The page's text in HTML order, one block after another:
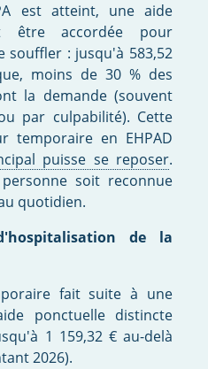
est atteint, une aide
être accordée pour
souffler : jusqu'à 583,52
moins de 30 % des
la demande (souvent
par culpabilité). Cette
temporaire en EHPAD
puisse se reposer.
soit reconnue
quotidien.
de la
fait suite à une
ponctuelle distincte
1 159,32 € au-delà
2026).